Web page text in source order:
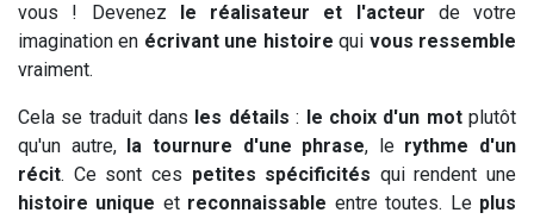
vous ! Devenez le réalisateur et l'acteur de votre
imagination en écrivant une histoire qui vous ressemble
vraiment.
Cela se traduit dans les détails : le choix d'un motplutôt
qu'un autre, la tournure d'une phrase, le rythme d'un
récit. Ce sont ces petites spécificités qui rendent une
histoire unique et reconnaissable entre toutes. Le plus